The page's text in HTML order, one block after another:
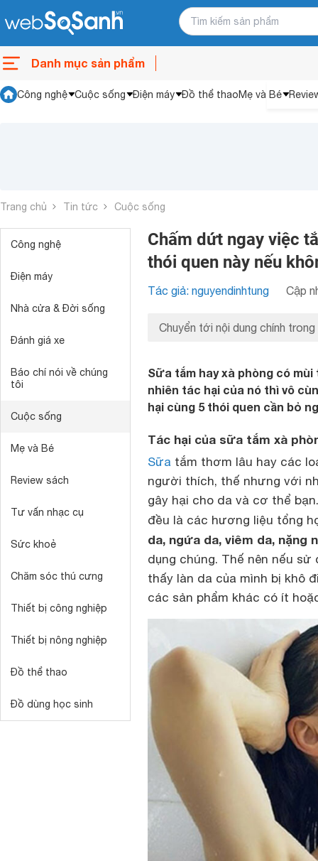
Danh mục sản phẩm
Công nghệ Cuộc sống Điện máy Đồ thể thaoMẹ và Bé
Trang chủ Tin tức Cuộc sống
Công nghệ
Điện máy
Nhà cửa & Đời sống
Đánh giá xe
Báo chí nói về chúng
tôi
Cuộc sống
Mẹ và Bé
Review sách
Tư vấn nhạc cụ
Sức khoẻ
Chăm sóc thú cưng
Thiết bị công nghiệp
Thiết bị nông nghiệp
Đồ thể thao
Đồ dùng học sinh
Chấm dứt ngay việc
thói quen này nếu
Tác giả: nguyendinhtung Cập
Chuyển tới nội dung chính trong
Sữa tắm hay xà phòng có
nhiên tác hại của nó thì vô
hại cùng 5 thói quen cần bỏ
Tác hại của sữa tắm xà
Sữa tắm thơm lâu hay các
người thích, thế nhưng với
gây hại cho da và cơ thể
đều là các hương liệu tổng
da, ngứa da, viêm da,
dụng chúng. Thế nên nếu
thấy làn da của mình bị khô
các sản phẩm khác có ít